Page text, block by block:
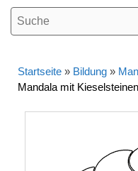
Startseite » Bildung »
Mandala mit